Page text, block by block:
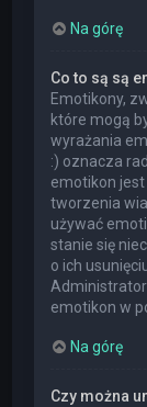
Na górę
Co to są są
Emotikony,
które mogą
wyrażania
:) oznacza
emotikon
tworzenia
używać
stanie się
o ich
emotikon w
Na górę
Czy można